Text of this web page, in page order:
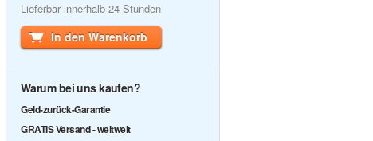
Lieferbar innerhalb 24 Stunden
In den Warenkorb
Warum bei uns kaufen?
Geld-zurück-Garantie
GRATIS Versand - weltweit